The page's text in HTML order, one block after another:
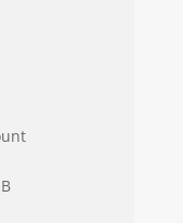
des
Vous
différents